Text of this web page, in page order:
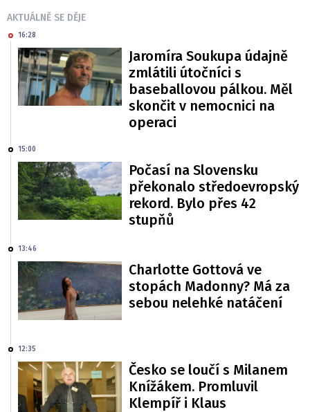
AKTUÁLNĚ SE DĚJE
16:28
Jaromíra Soukupa údajně
zmlátili útočníci s
baseballovou pálkou. Měl
skončit v nemocnici na
operaci
15:00
Počasí na Slovensku
překonalo středoevropský
rekord. Bylo přes 42
stupňů
13:46
Charlotte Gottová ve
stopách Madonny? Má za
sebou nelehké natáčení
12:35
Česko se loučí s Milanem
Knížákem. Promluvil
Klempíř i Klaus